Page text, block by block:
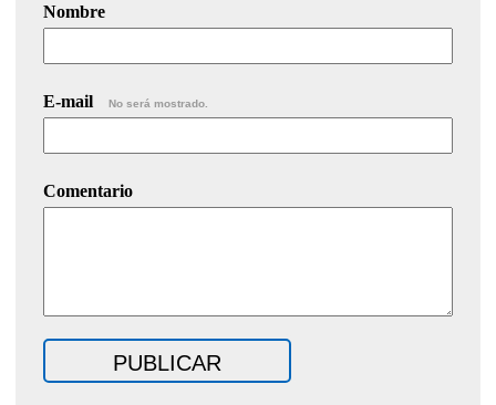
Nombre
E-mail No será mostrado.
Comentario